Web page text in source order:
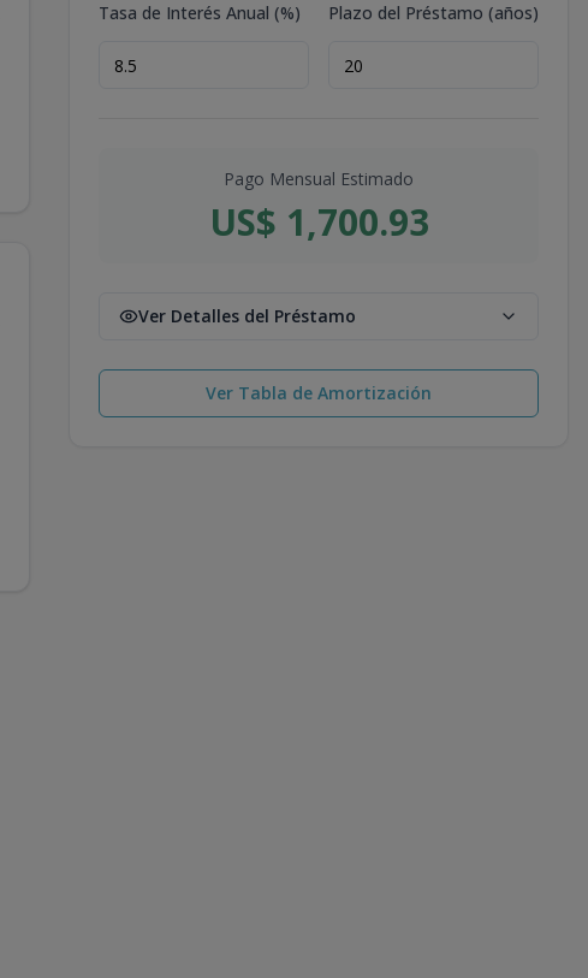
Tasa de Interés Anual (%) Plazo del Préstamo (años)
Pago Mensual Estimado
US$ 1,700.93
Ver Detalles del Préstamo
Ver Tabla de Amortización